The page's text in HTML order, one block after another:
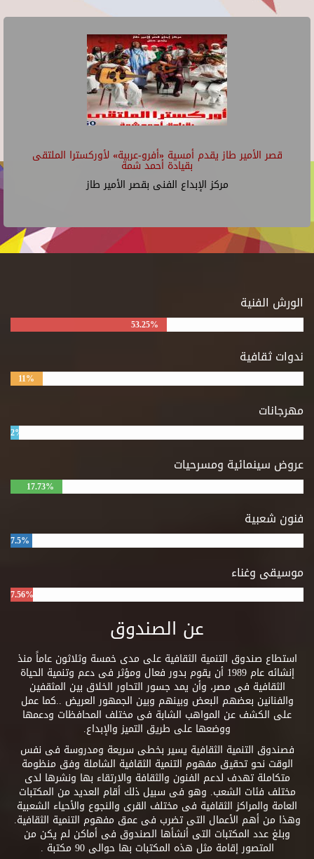
قصر الأمير طاز يقدم أمسية «أفرو-عربية» لأوركسترا الملتقى
بقيادة أحمد شمة
مركز الإبداع الفنى بقصر الأمير طاز
الورش الفنية
53.25%
ندوات ثقافية
11%
مهرجانات
2%
عروض سينمائية ومسرحيات
17.73%
فنون شعبية
7.5%
موسيقى وغناء
7.56%
عن الصندوق
استطاع صندوق التنمية الثقافية على مدى خمسة وثلاثون عاماً منذ
إنشائه عام 1989 أن يقوم بدور فعال ومؤثر فى دعم وتنمية الحياة
الثقافية فى مصر، وأن يمد جسور التحاور الخلاق بين المثقفين
والفنانين بعضهم البعض وبينهم وبين الجمهور العريض ..كما عمل
على الكشف عن المواهب الشابة فى مختلف المحافظات ودعمها
ووضعها على طريق التميز والإبداع.
فصندوق التنمية الثقافية يسير بخطى سريعة ومدروسة فى نفس
الوقت نحو تحقيق مفهوم التنمية الثقافية الشاملة وفق منظومة
متكاملة تهدف لدعم الفنون والثقافة والارتقاء بها ونشرها لدى
مختلف فئات الشعب. وهو فى سبيل ذلك أقام العديد من المكتبات
العامة والمراكز الثقافية فى مختلف القرى والنجوع والأحياء الشعبية
وهذا من أهم الأعمال التى تضرب فى عمق مفهوم التنمية الثقافية.
وبلغ عدد المكتبات التى أنشأها الصندوق فى أماكن لم يكن من
المتصور إقامة مثل هذه المكتبات بها حوالى 90 مكتبة .